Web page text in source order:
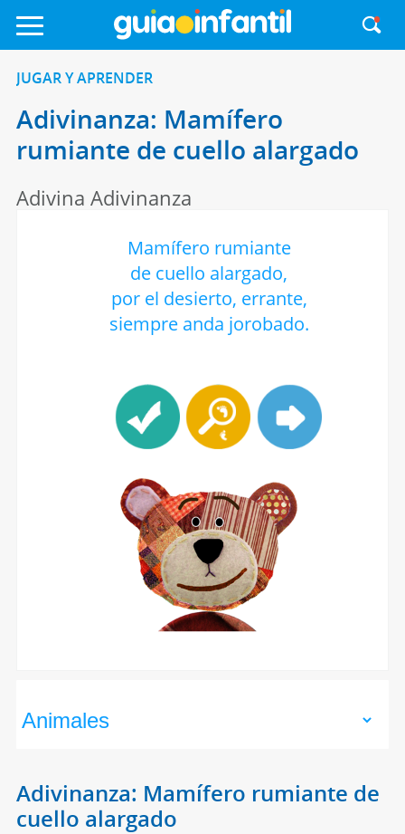
JUGAR Y APRENDER
Adivinanza: Mamífero
rumiante de cuello alargado
Adivina Adivinanza
Mamífero rumiante
de cuello alargado,
por el desierto, errante,
siempre anda jorobado.
Adivinanza: Mamífero rumiante de
cuello alargado